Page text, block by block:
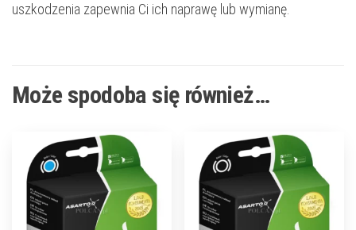
uszkodzenia zapewnia Ci ich naprawę lub wymianę.
Może spodoba się również…